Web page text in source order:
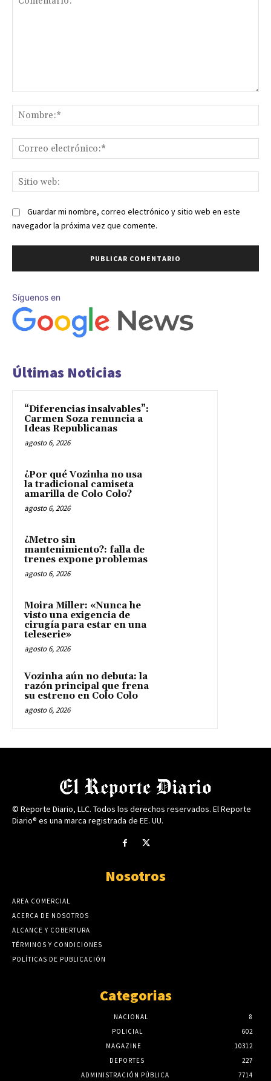
Guardar mi nombre, correo electrónico y sitio web en este
navegador la próxima vez que comente.
Síguenos en
Últimas Noticias
“Diferencias insalvables”:
Carmen Soza renuncia a
Ideas Republicanas
agosto 6, 2026
¿Por qué Vozinha no usa
la tradicional camiseta
amarilla de Colo Colo?
agosto 6, 2026
¿Metro sin
mantenimiento?: falla de
trenes expone problemas
agosto 6, 2026
Moira Miller: «Nunca he
visto una exigencia de
cirugía para estar en una
teleserie»
agosto 6, 2026
Vozinha aún no debuta: la
razón principal que frena
su estreno en Colo Colo
agosto 6, 2026
© Reporte Diario, LLC. Todos los derechos reservados. El Reporte
Diario® es una marca registrada de EE. UU.
Nosotros
AREA COMERCIAL
ACERCA DE NOSOTROS
ALCANCE Y COBERTURA
TÉRMINOS Y CONDICIONES
POLÍTICAS DE PUBLICACIÓN
Categorias
NACIONAL
8
POLICIAL
602
MAGAZINE
10312
DEPORTES
227
ADMINISTRACIÓN PÚBLICA
7714